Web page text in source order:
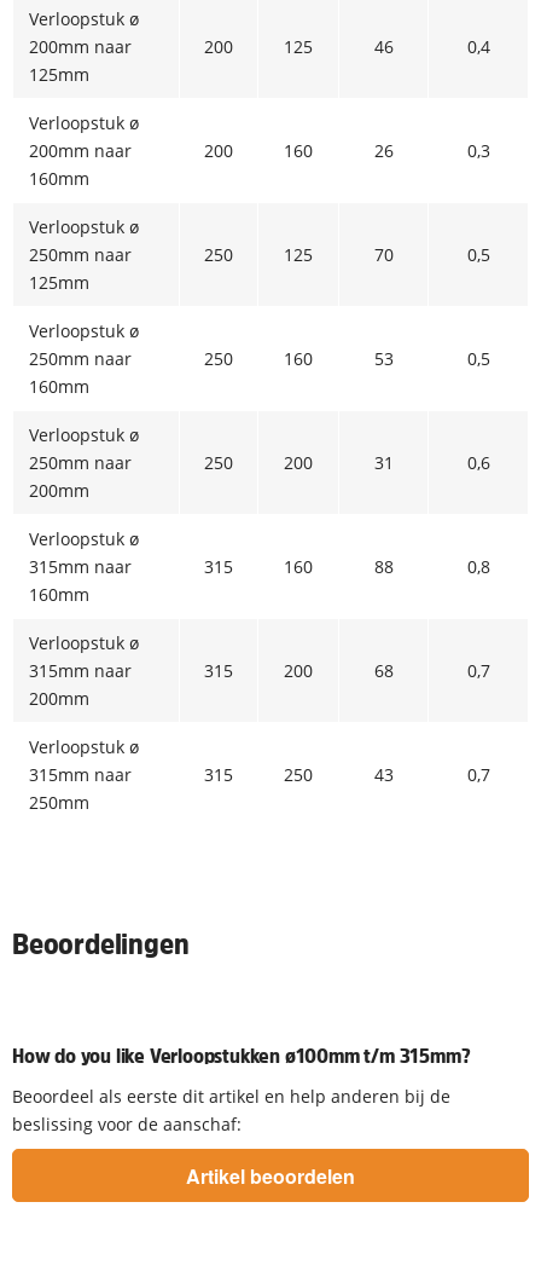
Verloopstuk ø
200mm naar
125mm
200 125 46 0,4
Verloopstuk ø
200mm naar
160mm
200 160 26 0,3
Verloopstuk ø
250mm naar
125mm
250 125 70 0,5
Verloopstuk ø
250mm naar
160mm
250 160 53 0,5
Verloopstuk ø
250mm naar
200mm
250 200 31 0,6
Verloopstuk ø
315mm naar
160mm
315 160 88 0,8
Verloopstuk ø
315mm naar
200mm
315 200 68 0,7
Verloopstuk ø
315mm naar
250mm
315 250 43 0,7
Beoordelingen
How do you like Verloopstukken ø100mm t/m 315mm?
Beoordeel als eerste dit artikel en help anderen bij de
beslissing voor de aanschaf: